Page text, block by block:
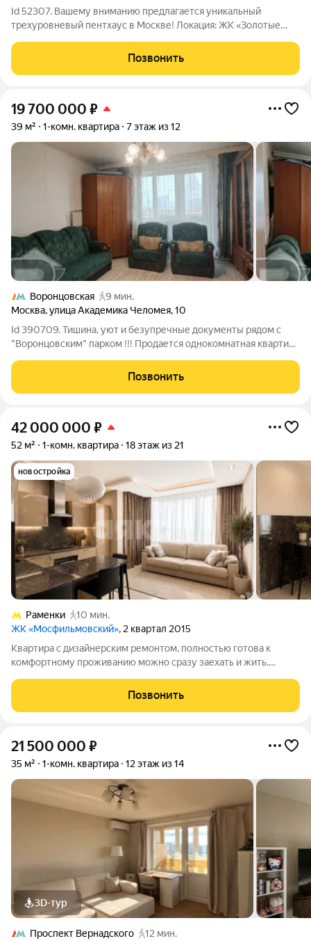
Id 52307. Вашему вниманию предлагается уникальный
трехуровневый пентхаус в Москве! Локация: ЖК «Золотые
обеспечивая идеальное сочетание комфорта и элитной жизни.
Особенности пентхауса: - Свободная
Позвонить
19 700 000 ₽
39 м² 1-комн. квартира 7 этаж из 12
Воронцовская
9 мин.
Москва,улица Академика Челомея,10
Id 390709. Тишина, уют и безупречные документы рядом с
"Воронцовским" парком !!! Продается однокомнатная квартира
адресу: г. Москва, ул. Челомея, д. 10. Общая площадь 39 кв.м. +
две просторные
Позвонить
42 000 000 ₽
52 м² 1-комн. квартира 18 этаж из 21
новостройка
Раменки
10 мин.
ЖК «Мосфильмовский», 2 квартал 2015
Квартира с дизайнерским ремонтом, полностью готова к
комфортному проживанию можно сразу заехать и жить.
отдельная спальня с большой гардеробной совмещённый
Позвонить
21 500 000 ₽
35 м² 1-комн. квартира 12 этаж из 14
3D-тур
Проспект Вернадского
12 мин.